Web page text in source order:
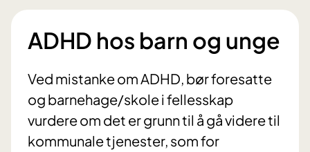
ADHD hos barn og unge
Ved mistanke om ADHD, bør foresatte
og barnehage/skole i fellesskap
vurdere om det er grunn til å gå videre til
kommunale tjenester, som for